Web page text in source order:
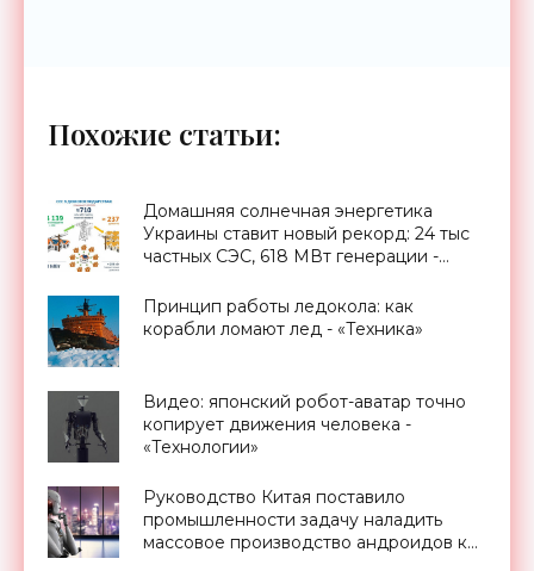
Похожие статьи:
Домашняя солнечная энергетика
Украины ставит новый рекорд: 24 тыс
частных СЭС, 618 МВт генерации -
Принцип работы ледокола: как
корабли ломают лед - «Техника»
Видео: японский робот-аватар точно
копирует движения человека -
«Технологии»
Руководство Китая поставило
промышленности задачу наладить
массовое производство андроидов к